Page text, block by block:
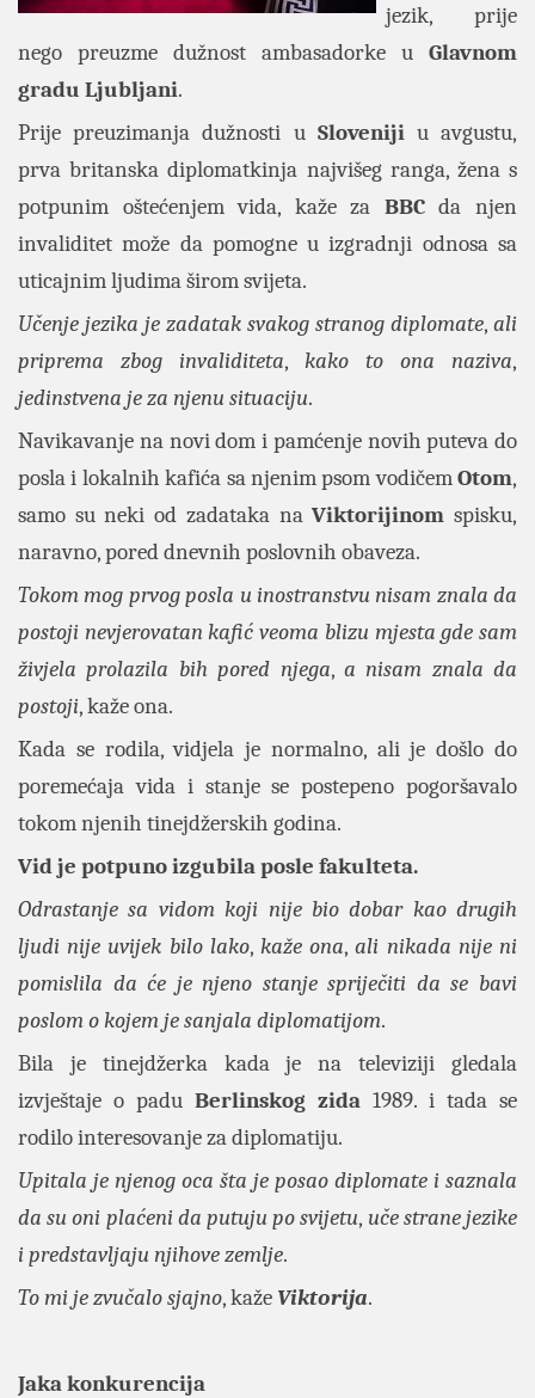
jezik, prije
nego preuzme dužnost ambasadorke u Glavnom
gradu Ljubljani.
Prije preuzimanja dužnosti u Slovenijiu avgustu,
prva britanska diplomatkinja najvišeg ranga, žena s
potpunim oštećenjem vida, kaže za BBCda njen
invaliditet može da pomogne u izgradnji odnosa sa
uticajnim ljudima širom svijeta.
Učenje jezika je zadatak svakog stranog diplomate, ali
priprema zbog invaliditeta, kako to ona naziva,
jedinstvena je za njenu situaciju.
Navikavanje na novi dom i pamćenje novih puteva do
posla i lokalnih kafića sa njenim psom vodičemOtom,
samo su neki od zadataka naViktorijinom spisku,
naravno, pored dnevnih poslovnih obaveza.
Tokom mog prvog posla u inostranstvu nisam znala da
postoji nevjerovatan kafić veoma blizu mjesta gde sam
živjela prolazila bih pored njega, a nisam znala da
postoji, kaže ona.
Kada se rodila, vidjela je normalno, ali je došlo do
poremećaja vida i stanje se postepeno pogoršavalo
tokom njenih tinejdžerskih godina.
Vid je potpuno izgubila posle fakulteta.
Odrastanje sa vidom koji nije bio dobar kao drugih
ljudi nije uvijek bilo lako,kaže ona,ali nikada nije ni
pomislila da će je njeno stanje spriječiti da se bavi
poslom o kojem je sanjala diplomatijom.
Bila je tinejdžerka kada je na televiziji gledala
izvještaje o padu Berlinskog zida 1989. i tada se
rodilo interesovanje za diplomatiju.
Upitala je njenog oca šta je posao diplomate i saznala
da su oni plaćeni da putuju po svijetu, uče strane jezike
i predstavljaju njihove zemlje.
To mi je zvučalo sjajno, kaže Viktorija.
Jaka konkurencija